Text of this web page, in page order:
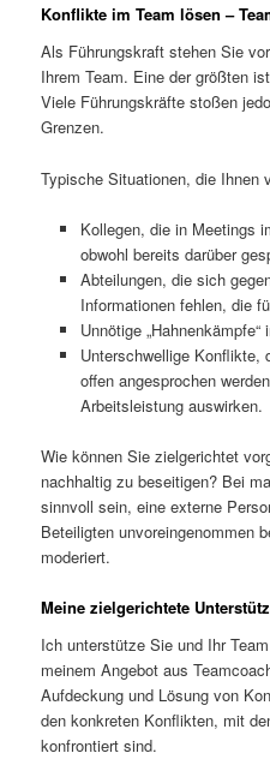
Konflikte im Team lösen –
Als Führungskraft stehen Sie
Ihrem Team. Eine der größten
Viele Führungskräfte stoßen
Grenzen.
Typische Situationen, die Ihnen
Kollegen, die in Meetings
obwohl bereits darüber
Abteilungen, die sich
Informationen fehlen, die
Unnötige
Unterschwellige Konflikte,
offen angesprochen
Arbeitsleistung auswirken.
Wie können Sie zielgerichtet
nachhaltig zu beseitigen? Bei
sinnvoll sein, eine externe
Beteiligten unvoreingenommen
moderiert.
Meine zielgerichtete
Ich unterstütze Sie und Ihr
meinem Angebot aus
Aufdeckung und Lösung von
den konkreten Konflikten, mit
konfrontiert sind.